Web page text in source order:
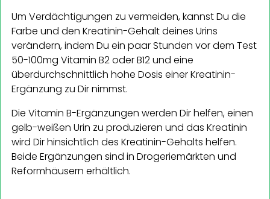
Um Verdächtigungen zu vermeiden, kannst Du die
Farbe und den Kreatinin-Gehalt deines Urins
verändern, indem Du ein paar Stunden vor dem Test
50-100mg Vitamin B2 oder B12 und eine
überdurchschnittlich hohe Dosis einer Kreatinin-
Ergänzung zu Dir nimmst.
Die Vitamin B-Ergänzungen werden Dir helfen, einen
gelb-weißen Urin zu produzieren und das Kreatinin
wird Dir hinsichtlich des Kreatinin-Gehalts helfen.
Beide Ergänzungen sind in Drogeriemärkten und
Reformhäusern erhältlich.